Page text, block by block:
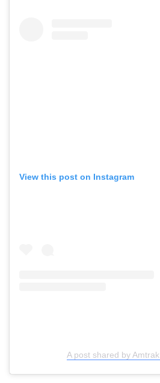
View this post on Instagram
A post shared by